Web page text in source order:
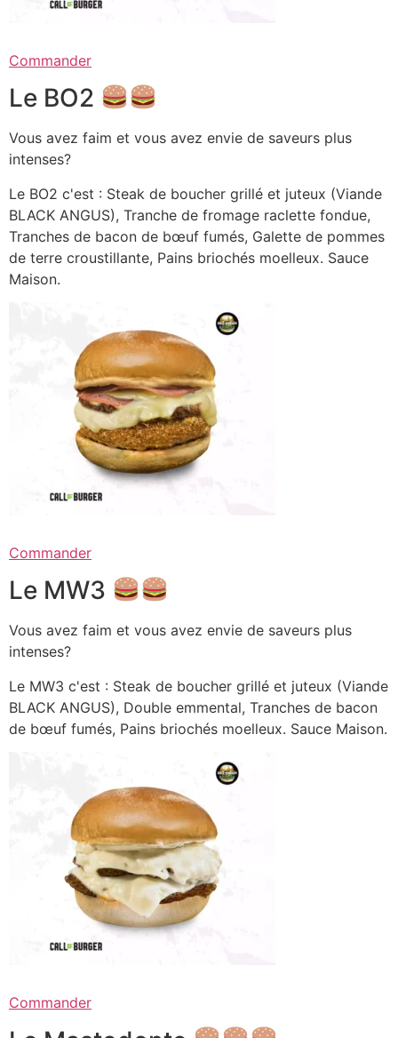
Commander
Le BO2
Vous avez faim et vous avez envie de saveurs plus
intenses?
Le BO2 c'est : Steak de boucher grillé et juteux (Viande
BLACK ANGUS), Tranche de fromage raclette fondue,
Tranches de bacon de bœuf fumés, Galette de pommes
de terre croustillante, Pains briochés moelleux. Sauce
Maison.
Commander
Le MW3
Vous avez faim et vous avez envie de saveurs plus
intenses?
Le MW3 c'est : Steak de boucher grillé et juteux (Viande
BLACK ANGUS), Double emmental, Tranches de bacon
de bœuf fumés, Pains briochés moelleux. Sauce Maison.
Commander